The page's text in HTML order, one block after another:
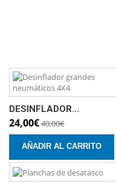
DESINFLADOR...
24,00€40,00€
AÑADIR AL CARRITO